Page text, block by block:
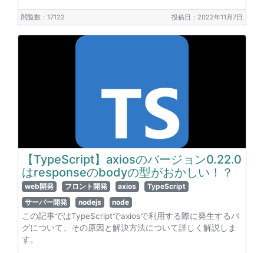
閲覧数：17122 投稿日：2022年11月7日
【TypeScript】axiosのバージョン0.22.0
はresponseのbodyの型がおかしい！？
web開発 フロント開発 axios
TypeScript
サーバー開発
nodejs node
この記事ではTypeScriptでaxiosで利用する際に発生するバ
グについて、その原因と解決方法について詳しく解説しま
す。